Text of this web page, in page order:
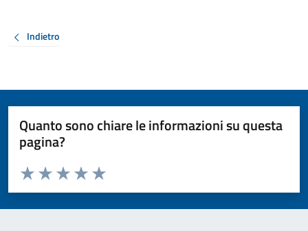
Indietro
Quanto sono chiare le informazioni su questa
pagina?
Valuta da 1 a 5 stelle la pagina
Valuta 5 stelle su 5
Valuta 4 stelle su 5
Valuta 3 stelle su 5
Valuta 2 stelle su 5
Valuta 1 stelle su 5